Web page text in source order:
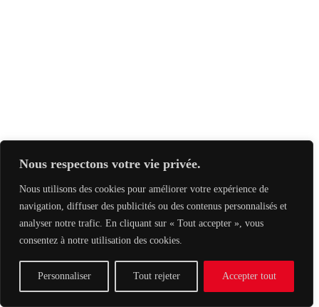
Nous respectons votre vie privée.
Nous utilisons des cookies pour améliorer votre expérience de
navigation, diffuser des publicités ou des contenus personnalisés et
analyser notre trafic. En cliquant sur « Tout accepter », vous
consentez à notre utilisation des cookies.
Personnaliser Tout rejeter Accepter tout